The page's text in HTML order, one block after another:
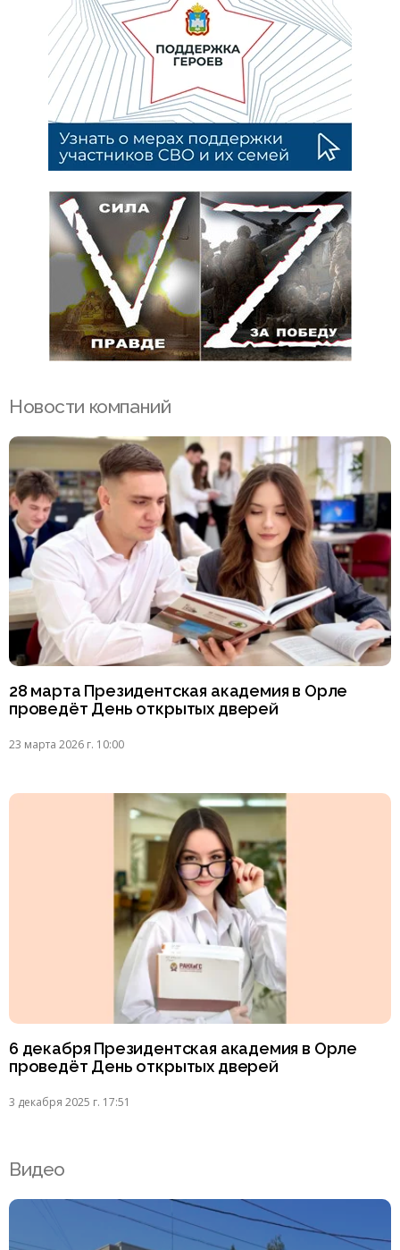
Новости компаний
28 марта Президентская академия в Орле
проведёт День открытых дверей
23 марта 2026 г. 10:00
6 декабря Президентская академия в Орле
проведёт День открытых дверей
3 декабря 2025 г. 17:51
Видео